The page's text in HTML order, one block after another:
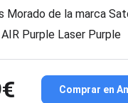
Morado de la marca
Purple Laser Purple
Comprar en